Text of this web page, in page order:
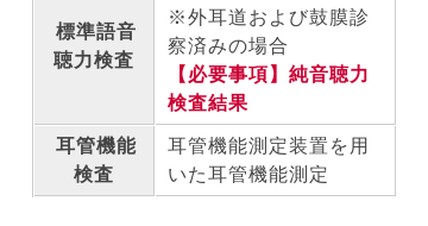
標準語音
聴力検査
※外耳道および鼓膜診
察済みの場合
【必要事項】純音聴力
検査結果
耳管機能
検査
耳管機能測定装置を用
いた耳管機能測定